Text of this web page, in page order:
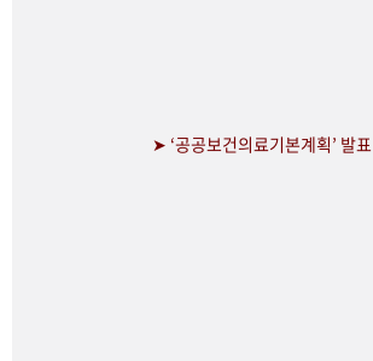
➤ ‘공공보건의료기본계획’ 발표